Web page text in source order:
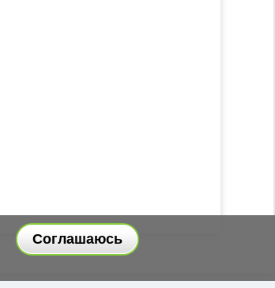
Соглашаюсь